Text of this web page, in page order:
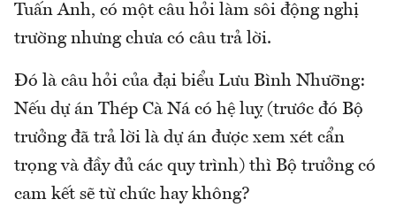
Tuấn Anh, có một câu hỏi làm sôi động nghị
trường nhưng chưa có câu trả lời.
Đó là câu hỏi của đại biểu Lưu Bình Nhưỡng:
Nếu dự án Thép Cà Ná có hệ luỵ (trước đó Bộ
trưởng đã trả lời là dự án được xem xét cẩn
trọng và đầy đủ các quy trình) thì Bộ trưởng có
cam kết sẽ từ chức hay không?